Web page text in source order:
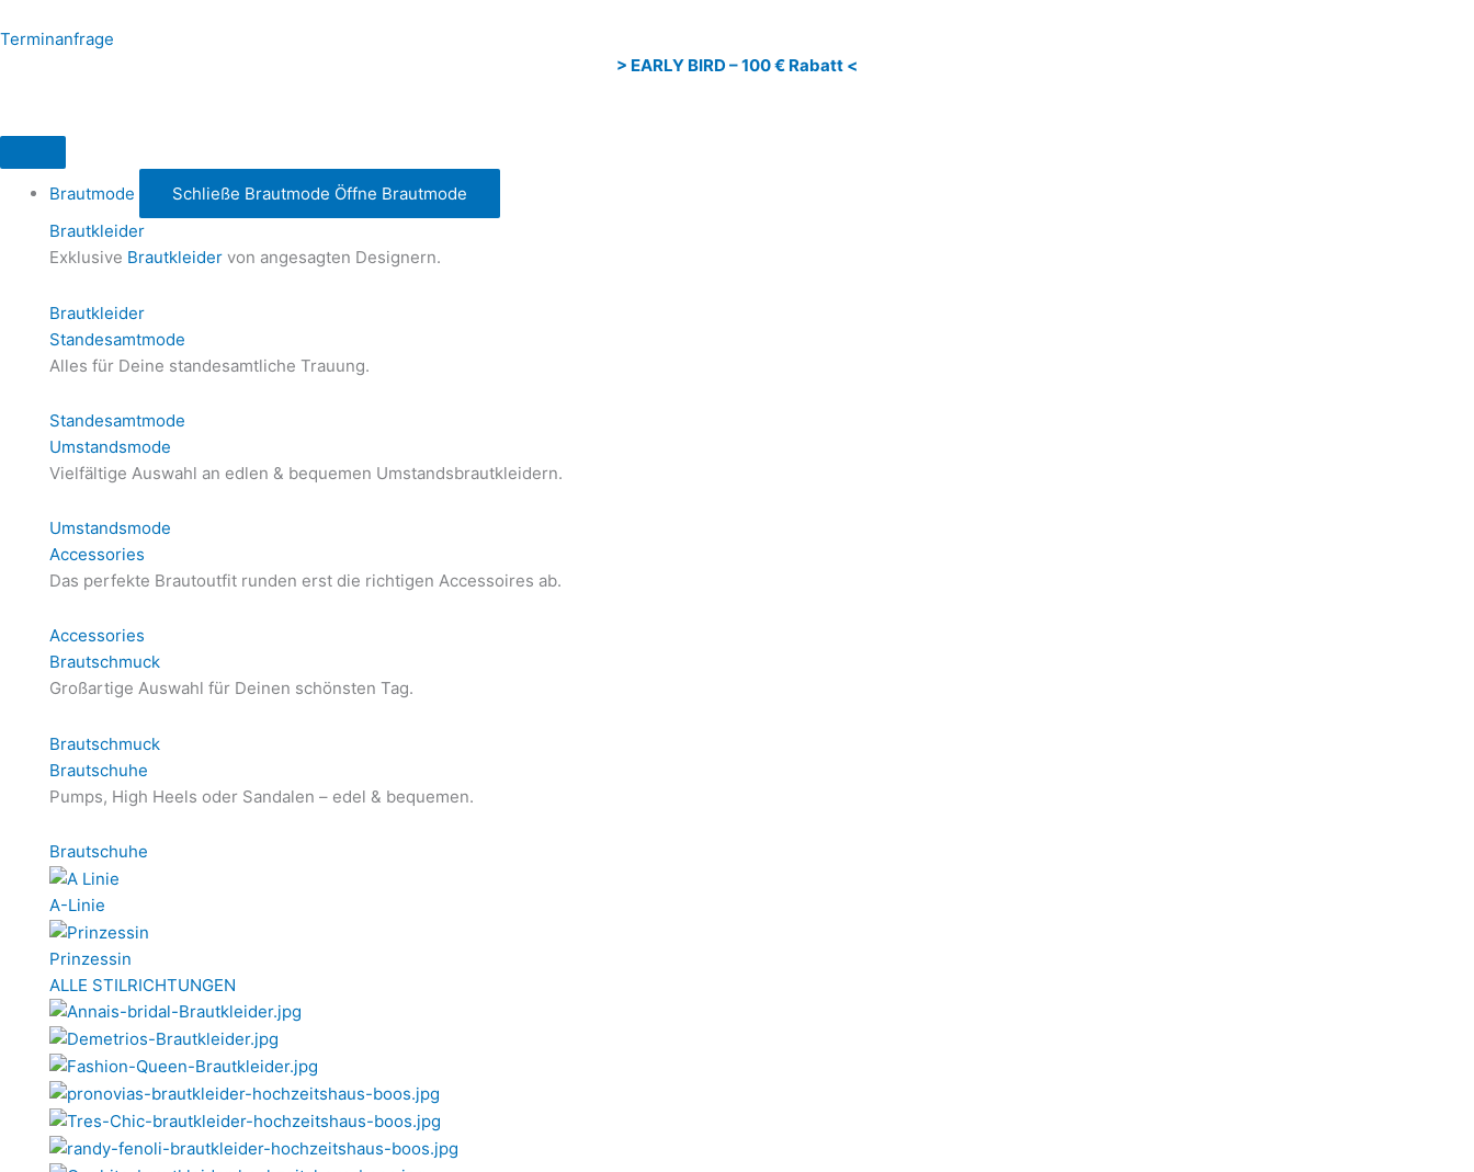
Inhalt
Terminanfrage
> EARLY BIRD – 100 € Rabatt <
Brautmode Schließe Brautmode Öffne Brautmode
Brautkleider
Exklusive Brautkleider von angesagten Designern.
Brautkleider
Standesamtmode
Alles für Deine standesamtliche Trauung.
Standesamtmode
Umstandsmode
Vielfältige Auswahl an edlen & bequemen Umstandsbrautkleidern.
Umstandsmode
Accessories
Das perfekte Brautoutfit runden erst die richtigen Accessoires ab.
Accessories
Brautschmuck
Großartige Auswahl für Deinen schönsten Tag.
Brautschmuck
Brautschuhe
Pumps, High Heels oder Sandalen – edel & bequemen.
Brautschuhe
A-Linie
Prinzessin
ALLE STILRICHTUNGEN